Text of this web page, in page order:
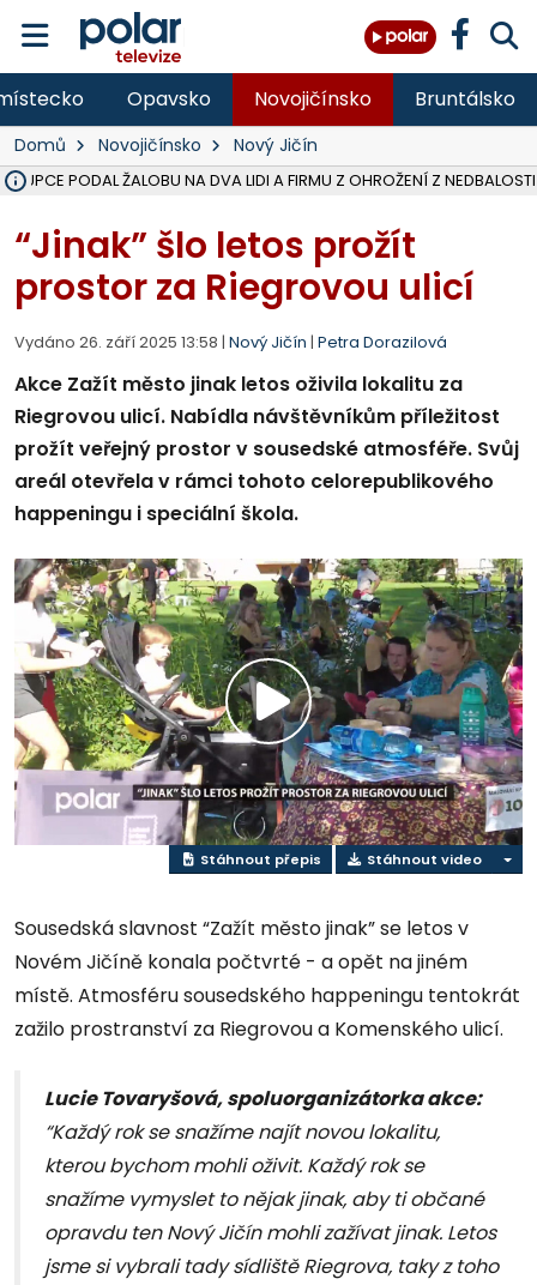
Opavsko Novojičínsko Bruntálsko
Domů Novojičínsko Nový Jičín
PODAL ŽALOBU NA DVA LIDI A FIRMU Z OHROŽENÍ Z NEDBALOSTI
“Jinak” šlo letos prožít
prostor za Riegrovou ulicí
Vydáno 26. září 2025 13:58 | Nový Jičín | Petra Dorazilová
Akce Zažít město jinak letos oživila lokalitu za
Riegrovou ulicí. Nabídla návštěvníkům příležitost
prožít veřejný prostor v sousedské atmosféře. Svůj
areál otevřela v rámci tohoto celorepublikového
happeningu i speciální škola.
Přehrát
video
Stáhnout přepis Stáhnout video
Sousedská slavnost “Zažít město jinak” se letos v
Novém Jičíně konala počtvrté - a opět na jiném
místě. Atmosféru sousedského happeningu tentokrát
zažilo prostranství za Riegrovou a Komenského ulicí.
Lucie Tovaryšová, spoluorganizátorka akce:
“Každý rok se snažíme najít novou lokalitu,
kterou bychom mohli oživit. Každý rok se
snažíme vymyslet to nějak jinak, aby ti občané
opravdu ten Nový Jičín mohli zažívat jinak. Letos
jsme si vybrali tady sídliště Riegrova, taky z toho